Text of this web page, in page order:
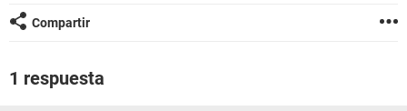
GLOSARIO
Compartir
1 respuesta